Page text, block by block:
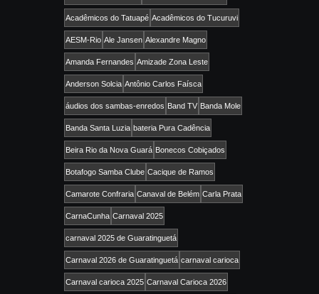
Acadêmicos do Tatuapé Acadêmicos do Tucuruvi
AESM-Rio Ale Jansen Alexandre Magno
Amanda Fernandes Amizade Zona Leste
Anderson Solcia Antônio Carlos Faísca
áudios dos sambas-enredos Band TV Banda Mole
Banda Santa Luzia bateria Pura Cadência
Beira Rio da Nova Guará Bonecos Cobiçados
Botafogo Samba Clube Cacique de Ramos
Camarote Confraria Canaval de Belém Carla Prata
CarnaCunha Carnaval 2025
carnaval 2025 de Guaratinguetá
Carnaval 2026 de Guaratinguetá carnaval carioca
Carnaval carioca 2025 Carnaval Carioca 2026